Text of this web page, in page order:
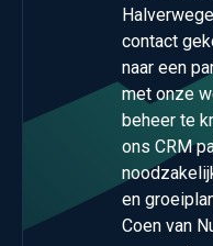
contact
naar een
met onze
beheer te
ons CRM
en
Coen van